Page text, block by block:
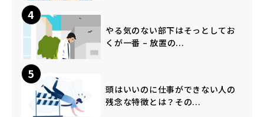
4
やる気のない部下はそっとしてお
くが一番 – 放置の...
5
頭はいいのに仕事ができない人の
残念な特徴とは？その...